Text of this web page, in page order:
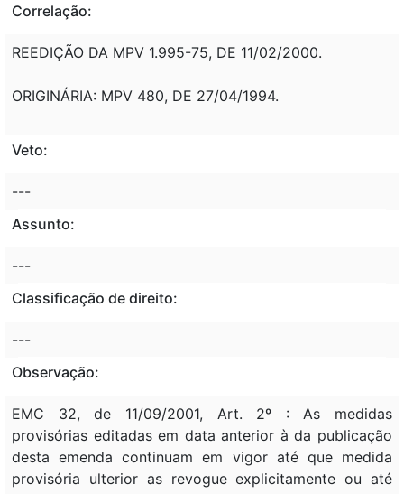
Correlação:
REEDIÇÃO DA MPV 1.995-75, DE 11/02/2000.
ORIGINÁRIA: MPV 480, DE 27/04/1994.
Veto:
---
Assunto:
---
Classificação de direito:
---
Observação:
EMC 32, de 11/09/2001, Art. 2º : As medidas
provisórias editadas em data anterior à da publicação
desta emenda continuam em vigor até que medida
provisória ulterior as revogue explicitamente ou até